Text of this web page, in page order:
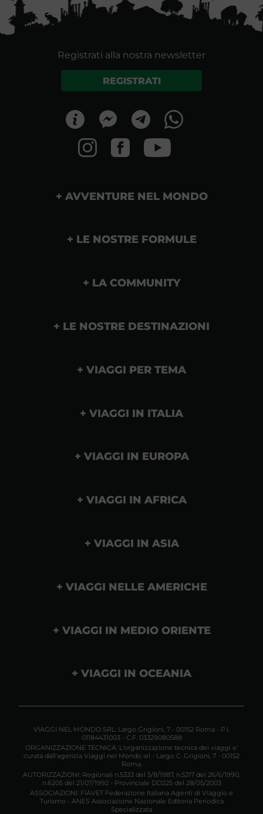
Registrati alla nostra newsletter
REGISTRATI
AVVENTURE NEL MONDO
LE NOSTRE FORMULE
LA COMMUNITY
LE NOSTRE DESTINAZIONI
VIAGGI PER TEMA
VIAGGI IN ITALIA
VIAGGI IN EUROPA
VIAGGI IN AFRICA
VIAGGI IN ASIA
VIAGGI NELLE AMERICHE
VIAGGI IN MEDIO ORIENTE
VIAGGI IN OCEANIA
VIAGGI NEL MONDO SRL: Largo Grigioni, 7 - 00152 Roma - P.I.
01184431003 - C.F. 03329080588
ORGANIZZAZIONE TECNICA: L'organizzazione tecnica dei viaggi e'
curata dall'agenzia Viaggi nel Mondo srl - Largo C. Grigioni, 7 - 00152
Roma.
AUTORIZZAZIONI: Regionali n.5333 del 5/8/1987, n.5217 del 26/6/1990,
n.6205 del 21/07/1992 - Provinciale DD225 del 28/05/2003
ASSOCIAZIONI: FIAVET Federazione Italiana Agenti di Viaggio e
Turismo - ANES Associazione Nazionale Editoria Periodica
Specializzata